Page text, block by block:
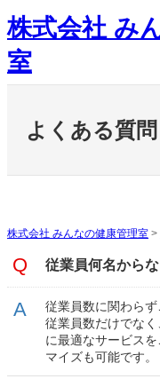
内
容
を
ス
キ
株式会社 み
室
よくある質問
株式会社 みんなの健康管理室 >
従業員何名から
従業員数に関わらず
従業員数だけでな
に最適なサービス
マイズも可能です。